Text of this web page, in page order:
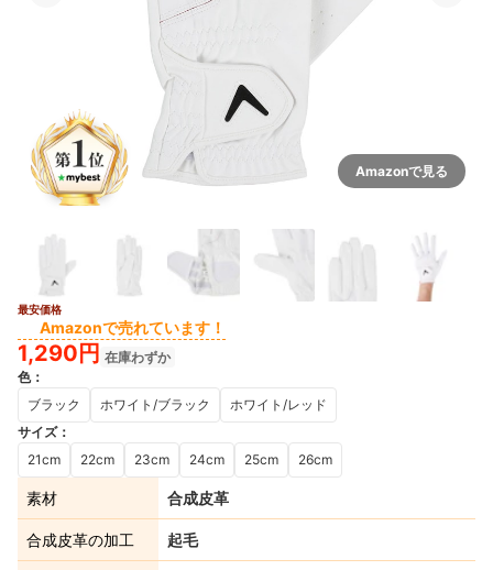
Amazonで見る
最安価格
Amazonで売れています！
1,290円 在庫わずか
色：
ブラック
ホワイト/ブラック
ホワイト/レッド
サイズ：
21cm
22cm 23cm 24cm 25cm 26cm
素材 合成皮革
合成皮革の加工 起毛